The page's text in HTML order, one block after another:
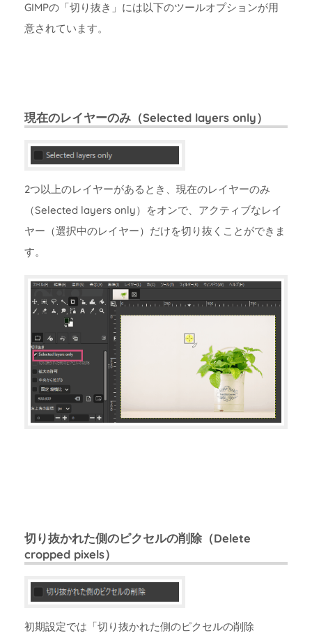
GIMPの「切り抜き」には以下のツールオプションが用
意されています。
現在のレイヤーのみ（Selected layers only）
2つ以上のレイヤーがあるとき、現在のレイヤーのみ
（Selected layers only）をオンで、アクティブなレイ
ヤー（選択中のレイヤー）だけを切り抜くことができま
す。
切り抜かれた側のピクセルの削除（Delete
cropped pixels）
初期設定では「切り抜かれた側のピクセルの削除